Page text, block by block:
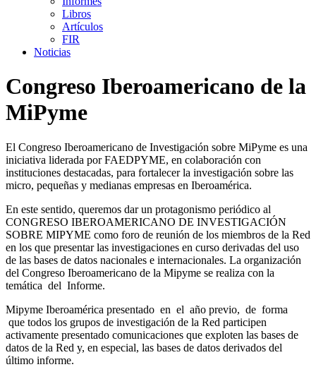
Libros
Artículos
FIR
Noticias
Congreso Iberoamericano de la
MiPyme
El Congreso Iberoamericano de Investigación sobre MiPyme es una
iniciativa liderada por FAEDPYME, en colaboración con
instituciones destacadas, para fortalecer la investigación sobre las
micro, pequeñas y medianas empresas en Iberoamérica.
En este sentido, queremos dar un protagonismo periódico al
CONGRESO IBEROAMERICANO DE INVESTIGACIÓN
SOBRE MIPYME como foro de reunión de los miembros de la Red
en los que presentar las investigaciones en curso derivadas del uso
de las bases de datos nacionales e internacionales. La organización
del Congreso Iberoamericano de la Mipyme se realiza con la
temática del Informe.
Mipyme Iberoamérica presentado en el año previo, de forma
que todos los grupos de investigación de la Red participen
activamente presentado comunicaciones que exploten las bases de
datos de la Red y, en especial, las bases de datos derivados del
último informe.